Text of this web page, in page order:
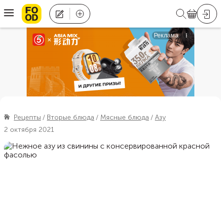
Рецепты Вторые блюда Мясные блюда
Азу
2 октября 2021